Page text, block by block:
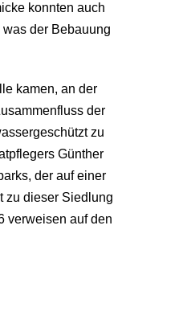
konnten auch
der Bebauung
kamen, an der
der
zu
Günther
der auf einer
zu dieser Siedlung
verweisen auf den